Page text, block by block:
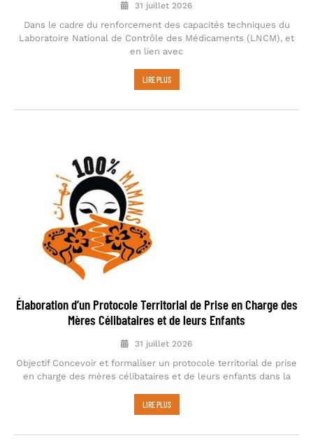
31 juillet 2026
Dans le cadre du renforcement des capacités techniques du
Laboratoire National de Contrôle des Médicaments (LNCM), et
en lien avec
LIRE PLUS
Élaboration d’un Protocole Territorial de Prise en Charge des
Mères Célibataires et de leurs Enfants
31 juillet 2026
Objectif Concevoir et formaliser un protocole territorial de prise
en charge des mères célibataires et de leurs enfants dans la
LIRE PLUS